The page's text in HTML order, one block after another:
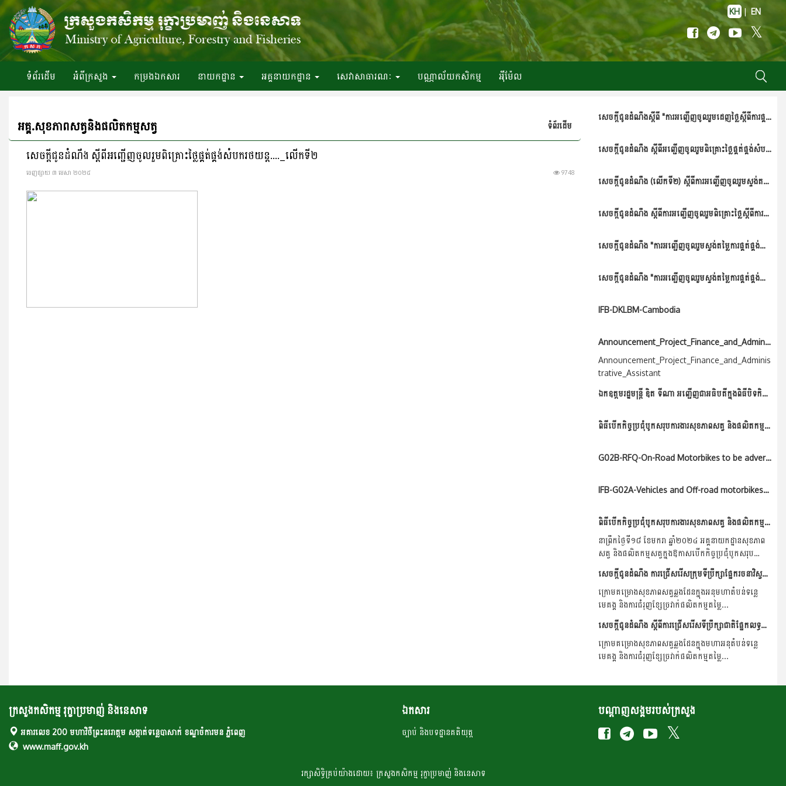
KH | EN
ទំព័រ​ដើម អំពី​ក្រសួង កម្រងឯកសារ នាយកដ្ឋាន អគ្គនាយកដ្ឋាន សេវាសាធារណៈ បណ្ណាល័យកសិកម្ម អ៉ីម៉ែល
អគ្គ.សុខភាពសត្វនិងផលិតកម្មសត្វ ទំព័រដើម
សេចក្ដីជូនដំណឹង ស្ដីពីអញ្ជើញចូលរួមពិគ្រោះថ្លៃផ្គត់ផ្គង់សំបករថយន្ត...._លើកទី២
ចេញ​ផ្សាយ​ ៣ មេសា ២០២៥ 9748
សេចក្តីជូនដំណឹងស្តីពី "ការអញ្ជើញចូលរួមដេញថ្លៃស្តីពីការផ្គត់ផ្គង់សម្ភារបរិក្ខារបសុពេទ្យប្រចាំឆ្នាំ២០២៥"
សេចក្ដីជូនដំណឹង ស្ដីពីអញ្ជើញចូលរួមពិគ្រោះថ្លៃផ្គត់ផ្គង់សំបករថយន្ត...._លើកទី២
សេចក្តីជូនដំណឹង (លើកទី២) ស្តីពីការអញ្ជើញចូលរួមស្ទង់តម្លៃផ្គត់ផ្គង់ស្បៀងដំណើរការរដ្ឋបាលប្រចាំឆ្នាំ២០២៥ របស់អគ្គនាយកដ្ឋានសុខភាពសត្វ និងផលិតកម្មសត្វ
សេចក្ដីជូនដំណឹង ស្តីពីការអញ្ជើញចូលរួមពិគ្រោះថ្លៃស្តីពីការផ្គត់ផ្គង់សំបកកង់រថយន្ត សម្ភារប្រើប្រាស់ និងធុងនីត្រូសែន ប្រចាំឆ្នាំ២០២៥ របស់អគ្គនាយកដ្ឋានសុខភាពសត្វ...
សេចក្តីជូនដំណឹង "ការអញ្ជើញចូលរួមស្ទង់តម្លៃការផ្គត់ផ្គង់សម្ភារនិងបរិក្ខារបច្ចេកទេសមិនមែនព័ត៌មានវិទ្យាប្រចាំឆ្នាំ២០២៥ របស់អគ្គនាយកដ្ឋានសុខភាពសត្វ និងផលិតក�...
សេចក្តីជូនដំណឹង "ការអញ្ជើញចូលរួមស្ទង់តម្លៃការផ្គត់ផ្គង់ស្បៀងដំណើរការរដ្ឋបាលប្រចាំឆ្នាំ២០២៥ របស់អគ្គនាយកដ្ឋានសុខភាពសត្វ និងផលិតកម្មសត្វ"
IFB-DKLBM-Cambodia
Announcement_Project_Finance_and_Administrative_Assistant
Announcement_Project_Finance_and_Adminis
trative_Assistant
ឯកឧត្តមរដ្ឋមន្រ្តី​ ឌិត​ ទីណា​ អញ្ជេីញជាអធិបតីក្នុងពិធីបិទកិច្ចប្រជុំបូកសរុបការងារសុខភាពសត្វ​ និងផលិតកម្មសត្វប្រចាំឆ្នាំ២០២៤​ និងទិសដៅអនុវត្តឆ្នាំ២០២៥
ពិធីបើកកិច្ចប្រជុំបូកសរុបការងារសុខភាពសត្វ និងផលិតកម្មសត្វប្រចាំឆ្នាំ២០២៤ និងលើកទិសដៅការងារឆ្នាំ២០២៥ ក្រោមអធិបតីភាព ឯកឧត្តម អ៊ឹម ស៊ីថុល រដ្ឋលេខាធិការប្រចាំការក្រសួងកសិកម្ម...
G02B-RFQ-On-Road Motorbikes to be advertised
IFB-G02A-Vehicles and Off-road motorbikes-advertised
ពិធីបើកកិច្ចប្រជុំបូកសរុបការងារសុខភាពសត្វ និងផលិតកម្មសត្វប្រចាំឆ្នាំ២០២៣ និងលើកទិសដៅការងារឆ្នាំ២០២៤
នាព្រឹកថ្ងៃទី១៨ ខែមករា ឆ្នាំ២០២៤ អគ្គនាយកដ្ឋានសុខភាព
សត្វ និងផលិតកម្មសត្វក្នុងឱកាសបើកកិច្ចប្រជុំបូកសរុប
ការងារសុខភាពសត្វ...
សេចក្តីជូនដំណឹង ការជ្រើសរើសក្រុមទីប្រឹក្សាផ្នែករចនាវិស្វកម្ម និងត្រួតពិនិត្យការសាងសង់ Engineering Design and Construction Supervision Consultants (CAM/MAFF CLHVIP-CS04)
ក្រោមគម្រោងសុខភាពសត្វឆ្លងដែនក្នុងអនុមហាតំបន់ទន្លេ
មេគង្គ និងការជំរុញខ្សែច្រវាក់​ផលិតកម្មតម្លៃ...
សេចក្តីជូនដំណឹង ស្តីពីការជ្រើសរើសទីប្រឹក្សាជាតិផ្នែកលទ្ធកម្ម National Start-up Procurement Consultant (CAM-MAFF-CLHVIP-CS06)
ក្រោមគម្រោងសុខភាពសត្វឆ្លងដែនក្នុងមហាអនុតំបន់ទន្លេ
មេគង្គ និងការជំរុញខ្សែច្រវាក់​ផលិតកម្មតម្លៃ...
ក្រសួងកសិកម្ម រុក្ខាប្រមាញ់ និងនេសាទ
អគារលេខ 200 មហាវិថីព្រះនរោត្តម សង្កាត់ទន្លេបាសាក់ ខណ្ឌចំការមន ភ្នំពេញ
www.maff.gov.kh
ឯកសារ
ច្បាប់ និងបទដ្ឋានគតិយុត្ត
បណ្តាញសង្គមរបស់ក្រសួង
រក្សា​​សិទ្ធិគ្រប់​​​យ៉ាង​ដោយ៖ ក្រសួង​កសិកម្ម​ រុក្ខា​ប្រមាញ់​ និង​​នេសាទ